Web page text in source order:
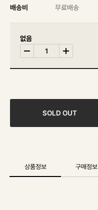
배송비 무료배송
없음
SOLD OUT
상품정보 구매정보